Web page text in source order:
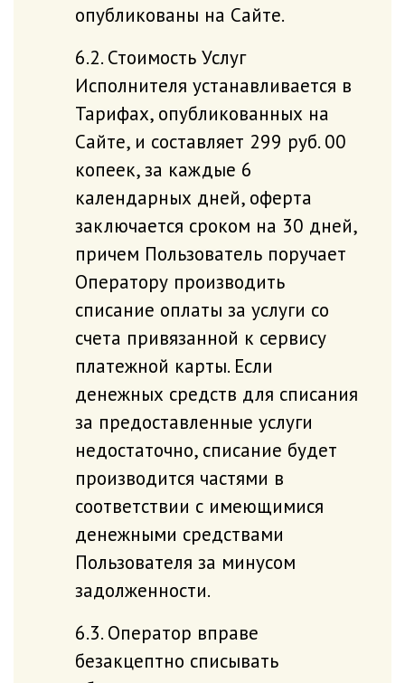
опубликованы на Сайте.
6.2. Стоимость Услуг
Исполнителя устанавливается в
Тарифах, опубликованных на
Сайте, и составляет 299 руб. 00
копеек, за каждые 6
календарных дней, оферта
заключается сроком на 30 дней,
причем Пользователь поручает
Оператору производить
списание оплаты за услуги со
счета привязанной к сервису
платежной карты. Если
денежных средств для списания
за предоставленные услуги
недостаточно, списание будет
производится частями в
соответствии с имеющимися
денежными средствами
Пользователя за минусом
задолженности.
6.3. Оператор вправе
безакцептно списывать